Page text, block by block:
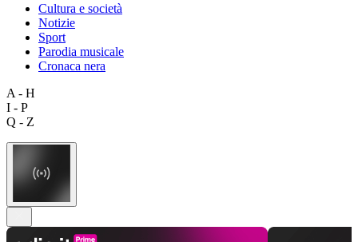
Cultura e società
Notizie
Sport
Parodia musicale
Cronaca nera
A - H
I - P
Q - Z